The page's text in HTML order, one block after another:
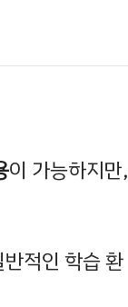
이 가능하지만,
적인 학습 환